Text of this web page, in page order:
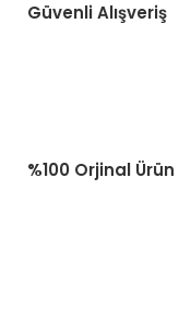
Güvenli Alışveriş
%100 Orjinal Ürün